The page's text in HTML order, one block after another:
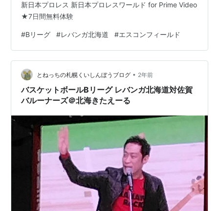
新日本プロレス 新日本プロレスワールド for Prime Video
★7日間無料体験
#Bリーグ #レバンガ北海道 #エスコンフィールド
とねっちの札幌くいしんぼうブログ • 2年前
バスケットボールBリーグ レバンガ北海道対佐賀
バルーナーズ＠北海きたえーる